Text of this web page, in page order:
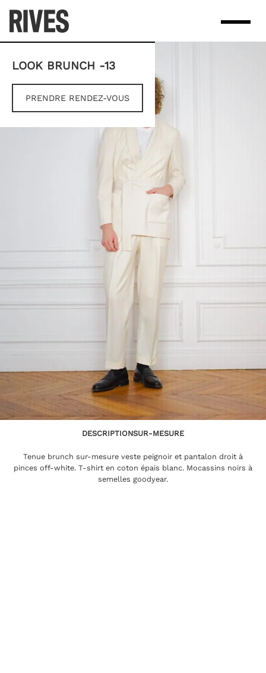
content
LOOK BRUNCH -13
PRENDRE RENDEZ-VOUS
DESCRIPTIONSUR-MESURE
Tenue brunch sur-mesure veste peignoir et pantalon droit à
pinces off-white. T-shirt en coton épais blanc. Mocassins noirs à
semelles goodyear.